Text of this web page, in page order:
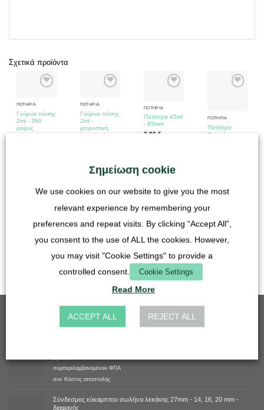
Σχετικά προϊόντα
ΠΟΤΉΡΙΑ
Γούρνα πόσης
2ml - 360
μοίρες
αποστολής
ΠΟΤΉΡΙΑ
Γούρνα πόσης
2ml -
μπροστινή
δοσολογία
συμπεριλαμβανομένου
ΦΠΑ
συνΚόστος
ΠΟΤΉΡΙΑ
Ποτίστρα 45ml
- 65mm
2,90 €
αποστολής
ΠΟΤΉΡΙΑ
Ποτίστρα
Cube large
συνΚόστος
παράδοσης:
εργάσιμες
ημέρες
ΚΑΛΎΤΕΡΕΣ ΠΩΛΉΣΕΙΣ
συμπεριλαμβανομένου ΦΠΑ
συν Κόστος αποστολής
Σύνδεσμος εύκαμπτου σωλήνα λεκάνης 27mm - 14, 16, 20 mm -
διαφανής
Σημείωση cookie
We use cookies on our website to give you the most
relevant experience by remembering your
preferences and repeat visits. By clicking “Accept All”,
you consent to the use of ALL the cookies. However,
you may visit "Cookie Settings" to provide a
controlled consent.
Cookie Settings
Read More
ACCEPT ALL REJECT ALL